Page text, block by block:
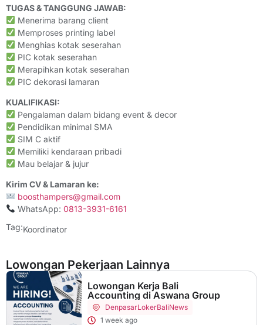
TUGAS & TANGGUNG JAWAB:
Menerima barang client
Memproses printing label
Menghias kotak seserahan
PIC kotak seserahan
Merapihkan kotak seserahan
PIC dekorasi lamaran
KUALIFIKASI:
Pengalaman dalam bidang event & decor
Pendidikan minimal SMA
SIM C aktif
Memiliki kendaraan pribadi
Mau belajar & jujur
Kirim CV & Lamaran ke:
boosthampers@gmail.com
WhatsApp: 0813-3931-6161
Tag:Koordinator
Lowongan Pekerjaan Lainnya
Lowongan Kerja Bali
Accounting di Aswana Group
DenpasarLokerBaliNews
1 week ago